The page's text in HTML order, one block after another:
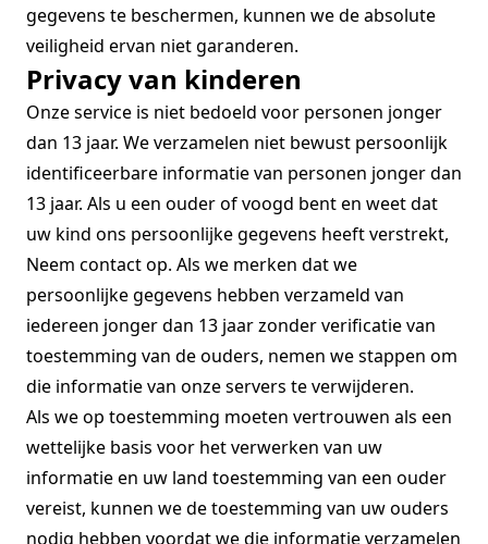
gegevens te beschermen, kunnen we de absolute
veiligheid ervan niet garanderen.
Privacy van kinderen
Onze service is niet bedoeld voor personen jonger
dan 13 jaar. We verzamelen niet bewust persoonlijk
identificeerbare informatie van personen jonger dan
13 jaar. Als u een ouder of voogd bent en weet dat
uw kind ons persoonlijke gegevens heeft verstrekt,
Neem contact op. Als we merken dat we
persoonlijke gegevens hebben verzameld van
iedereen jonger dan 13 jaar zonder verificatie van
toestemming van de ouders, nemen we stappen om
die informatie van onze servers te verwijderen.
Als we op toestemming moeten vertrouwen als een
wettelijke basis voor het verwerken van uw
informatie en uw land toestemming van een ouder
vereist, kunnen we de toestemming van uw ouders
nodig hebben voordat we die informatie verzamelen